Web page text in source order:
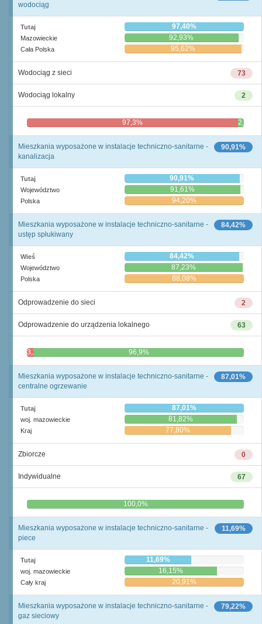
wodociąg
Tutaj 97,40%
Mazowieckie 92,93%
Cała Polska 95,62%
73
Wodociąg z sieci
2
Wodociąg lokalny
97,3% 2,7%
90,91%
Mieszkania wyposażone w instalacje techniczno-sanitarne -
kanalizacja
Tutaj 90,91%
Województwo 91,61%
Polska 94,20%
84,42%
Mieszkania wyposażone w instalacje techniczno-sanitarne -
ustęp spłukiwany
Wieś 84,42%
Województwo 87,23%
Polska 88,08%
2
Odprowadzenie do sieci
63
Odprowadzenie do urządzenia lokalnego
3,1% 96,9%
87,01%
Mieszkania wyposażone w instalacje techniczno-sanitarne -
centralne ogrzewanie
Tutaj 87,01%
woj. mazowieckie 81,82%
Kraj 77,80%
0
Zbiorcze
67
Indywidualne
0,0% 100,0%
11,69%
Mieszkania wyposażone w instalacje techniczno-sanitarne -
piece
Tutaj 11,69%
woj. mazowieckie 16,15%
Cały kraj 20,91%
79,22%
Mieszkania wyposażone w instalacje techniczno-sanitarne -
gaz sieciowy